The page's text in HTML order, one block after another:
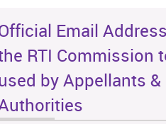
Email
RTI Commission
by Appellants